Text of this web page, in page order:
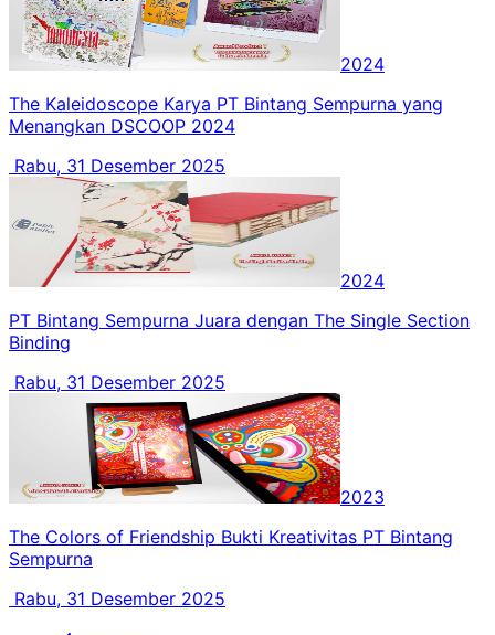
2024
The Kaleidoscope Karya PT Bintang Sempurna yang
Menangkan DSCOOP 2024
Rabu, 31 Desember 2025
2024
PT Bintang Sempurna Juara dengan The Single Section
Binding
Rabu, 31 Desember 2025
2023
The Colors of Friendship Bukti Kreativitas PT Bintang
Sempurna
Rabu, 31 Desember 2025